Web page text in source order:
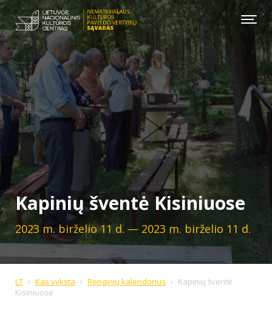
Kapinių šventė Kisiniuose
2023 m. birželio 11 d. — 2023 m. birželio 11 d.
LT Kas vyksta Renginių kalendorius
Kapinių šventė
Kisiniuose